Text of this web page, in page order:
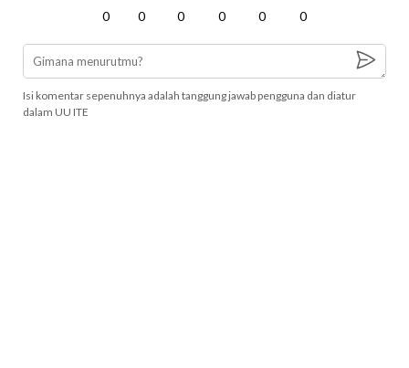
0 0 0 0 0 0
Isi komentar sepenuhnya adalah tanggung jawab pengguna dan diatur
dalam UU ITE